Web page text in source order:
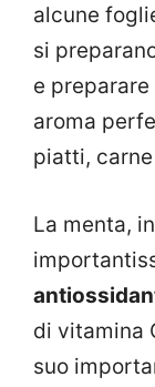
alcune
si
e
aroma
piatti,
La menta,
di vitamina
suo